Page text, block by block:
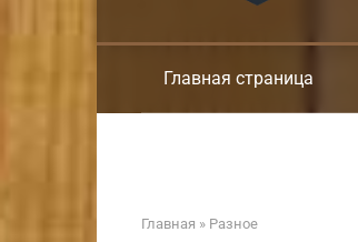
Главная страница
Главная » Разное